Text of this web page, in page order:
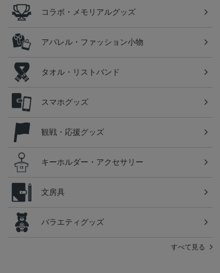
コラボ・メモリアルグッズ
アパレル・ファッション小物
タオル・リストバンド
スマホグッズ
観戦・応援グッズ
キーホルダー・アクセサリー
文房具
バラエティグッズ
すべて見る